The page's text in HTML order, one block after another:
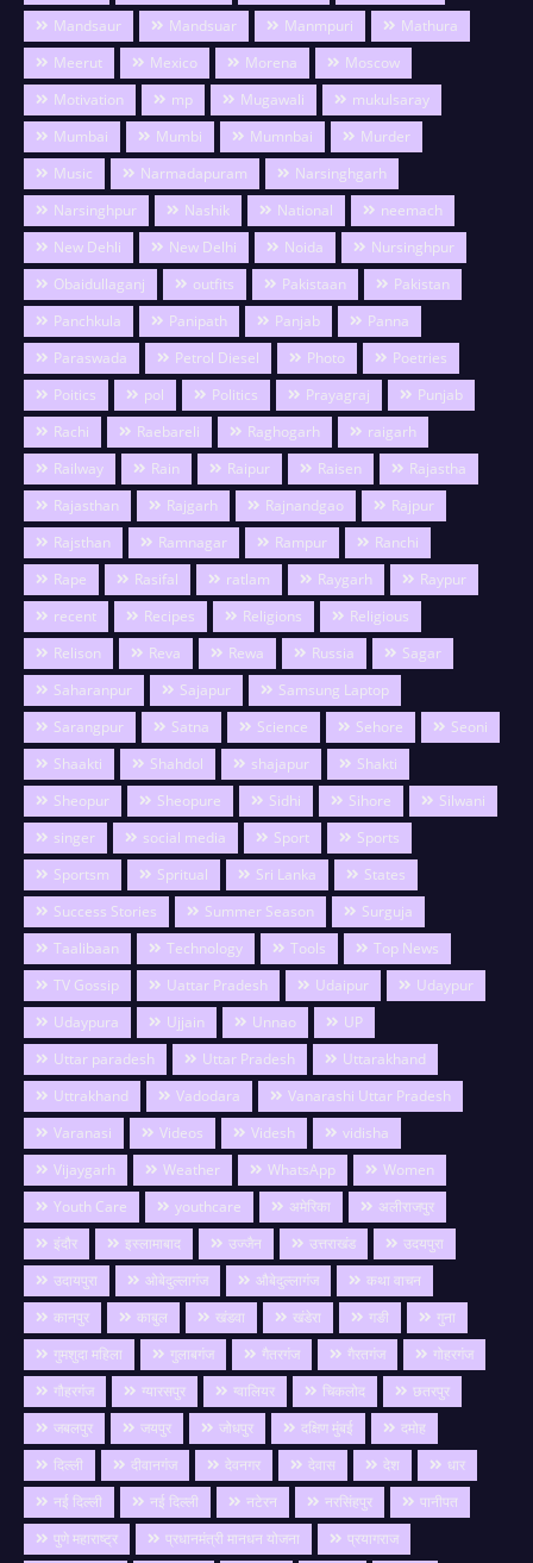
Mandsaur
Mandsuar Manmpuri
Mathura
Meerut
Mexico Morena
Moscow
Motivation
mp Mugawali
mukulsaray
Mumbai
Mumbi Mumnbai
Murder
Music
Narmadapuram
Narsinghgarh
Narsinghpur
Nashik National
neemach
New Dehli
New Delhi Noida
Nursinghpur
Obaidullaganj
outfits Pakistaan
Pakistan
Panchkula
Panipath Panjab
Panna
Paraswada
Petrol Diesel Photo
Poetries
Poitics
pol Politics Prayagraj
Punjab
Rachi
Raebareli Raghogarh
raigarh
Railway
Rain Raipur Raisen
Rajastha
Rajasthan
Rajgarh Rajnandgao
Rajpur
Rajsthan
Ramnagar Rampur
Ranchi
Rape
Rasifal ratlam Raygarh
Raypur
recent
Recipes Religions
Religious
Relison
Reva Rewa Russia
Sagar
Saharanpur
Sajapur
Samsung Laptop
Sarangpur
Satna Science Sehore
Seoni
Shaakti
Shahdol shajapur
Shakti
Sheopur
Sheopure Sidhi Sihore
Silwani
singer
social media Sport
Sports
Sportsm
Spritual Sri Lanka
States
Success Stories
Summer Season
Surguja
Taalibaan
Technology Tools
Top News
TV Gossip
Uattar Pradesh Udaipur
Udaypur
Udaypura
Ujjain Unnao
UP
Uttar paradesh
Uttar Pradesh
Uttarakhand
Uttrakhand
Vadodara
Vanarashi Uttar Pradesh
Varanasi
Videos Videsh
vidisha
Vijaygarh
Weather WhatsApp
Women
Youth Care
youthcare अमेरिका
अलीराजपुर
इंदौर
इस्लामाबाद उज्जैन उत्तराखंड
उदयपुरा
उदायपुरा
ओबेदुल्लागंज औबेदुल्लागंज
कथा वाचन
कानपुर
काबुल खंडवा खंडेरा गङी
गुना
गुमशुदा महिला
गुलाबगंज गैतरगंज गैरतगंज
गोहरगंज
गौहरगंज
ग्यारसपुर ग्वालियर चिकलोद
छतरपुर
जबलपुर
जयपुर जोधपुर दक्षिण मुंबई
दमोह
दिल्ली
दीवानगंज देवनगर देवास देश
धार
नई दिल्ली
नई दिल्ली नटेरन नरसिंहपुर
पानीपत
पुणे महाराष्ट्र
प्रधानमंत्री मानधन योजना प्रयागराज